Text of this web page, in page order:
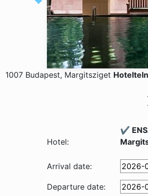
1007 Budapest, Margitsziget
Hotel:
✔️
Arrival date:
Departure date: